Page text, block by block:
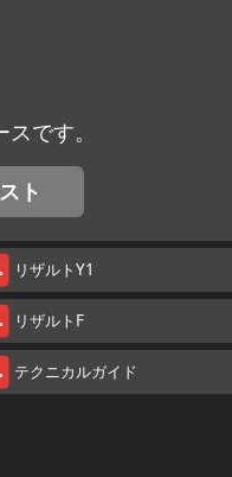
です。
ト
リザルトY1
リザルトF
テクニカルガイド